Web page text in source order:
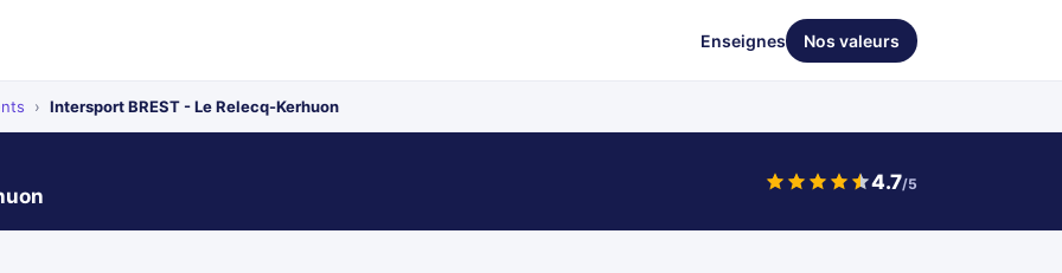
Enseignes Nos valeurs
› Intersport BREST - Le Relecq-Kerhuon
4.7/5